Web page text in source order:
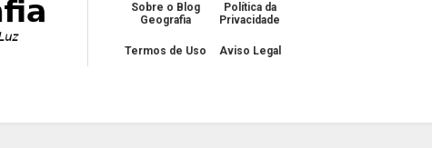
Sobre o Blog
Geografia
Política da
Privacidade
Termos de Uso Aviso Legal